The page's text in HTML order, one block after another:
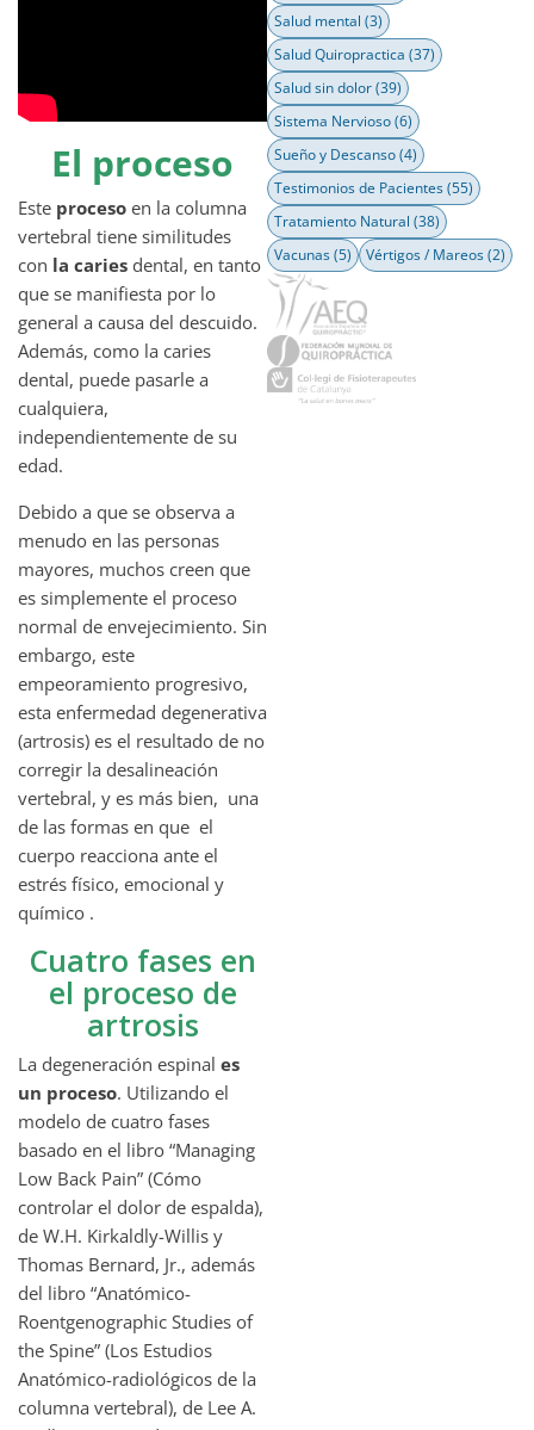
El proceso
Este proceso en la columna
vertebral tiene similitudes
con la caries dental, en tanto
que se manifiesta por lo
general a causa del descuido.
Además, como la caries
dental, puede pasarle a
cualquiera,
independientemente de su
edad.
Debido a que se observa a
menudo en las personas
mayores, muchos creen que
es simplemente el proceso
normal de envejecimiento. Sin
embargo, este
empeoramiento progresivo,
esta enfermedad degenerativa
(artrosis) es el resultado de no
corregir la desalineación
vertebral, y es más bien, una
de las formas en que el
cuerpo reacciona ante el
estrés físico, emocional y
químico .
Cuatro fases en
el proceso de
artrosis
La degeneración espinal es
un proceso. Utilizando el
modelo de cuatro fases
basado en el libro “Managing
Low Back Pain” (Cómo
controlar el dolor de espalda),
de W.H. Kirkaldly-Willis y
Thomas Bernard, Jr., además
del libro “Anatómico-
Roentgenographic Studies of
the Spine” (Los Estudios
Anatómico-radiológicos de la
columna vertebral), de Lee A.
Salud mental (3)
Salud Quiropractica (37)
Salud sin dolor(39)
Sistema Nervioso(6)
Sueño y Descanso(4)
Testimonios de Pacientes(55)
Tratamiento Natural (38)
Vacunas(5) Vértigos / Mareos(2)